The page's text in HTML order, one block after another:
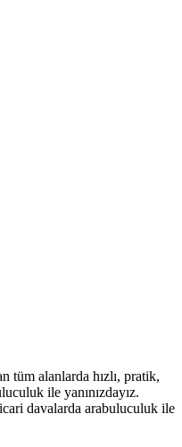
tüm alanlarda hızlı, pratik,
ile yanınızdayız.
davalarda arabuluculuk ile